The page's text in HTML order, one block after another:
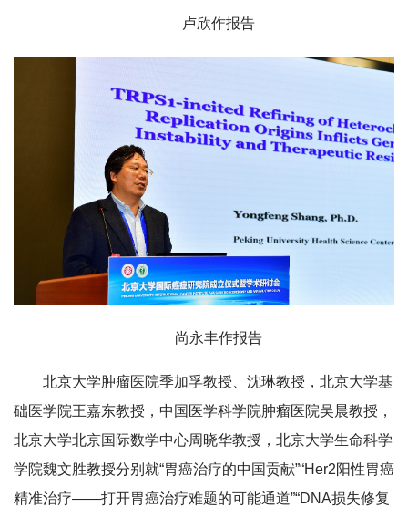
卢欣作报告
尚永丰作报告
北京大学肿瘤医院季加孚教授、沈琳教授，北京大学基
础医学院王嘉东教授，中国医学科学院肿瘤医院吴晨教授，
北京大学北京国际数学中心周晓华教授，北京大学生命科学
学院魏文胜教授分别就“胃癌治疗的中国贡献”“Her2阳性胃癌
精准治疗——打开胃癌治疗难题的可能通道”“DNA损失修复